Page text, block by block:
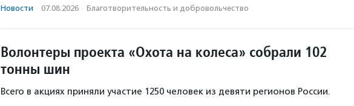
Новости · 07.08.2026 · Благотвори­тель­ность и доброволь­чест­во
Волонтеры проекта «Охота на колеса» собрали 102
тонны шин
Всего в акциях приняли участие 1250 человек из девяти регионов России.